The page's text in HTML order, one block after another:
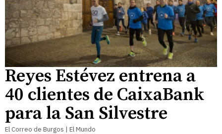
Reyes Estévez entrena a
40 clientes de CaixaBank
para la San Silvestre
El Correo de Burgos | El Mundo